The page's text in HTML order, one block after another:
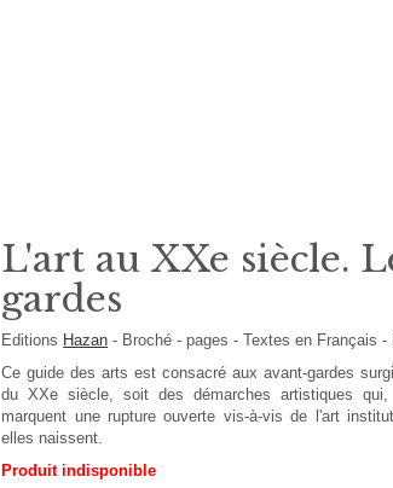
L'art au XXe siècle.
gardes
Editions Hazan - Broché- pages -Textes en Français-
Ce guide des arts est consacré aux avant-gardes
du XXe siècle, soit des démarches artistiques
marquent une rupture ouverte vis-à-vis de l'art
elles naissent.
Produit indisponible